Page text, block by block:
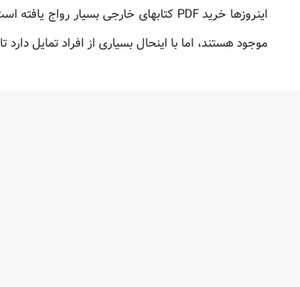
موجود هستند، اما با اینحال بسیاری از افراد تمایل